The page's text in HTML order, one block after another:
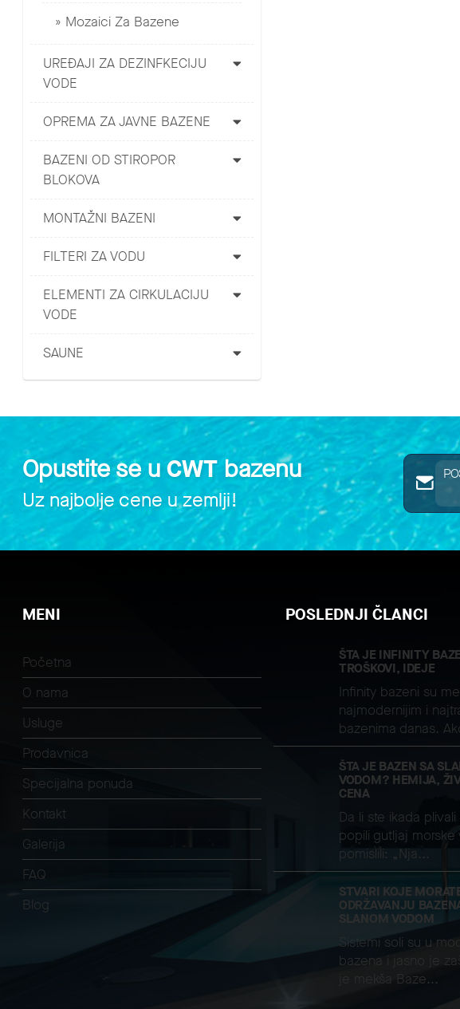
Mozaici Za Bazene
UREĐAJI ZA DEZINFKECIJU
VODE
OPREMA ZA JAVNE BAZENE
BAZENI OD STIROPOR
BLOKOVA
MONTAŽNI BAZENI
FILTERI ZA VODU
ELEMENTI ZA CIRKULACIJU
VODE
SAUNE
Opustite se uCWTbazenu
Uz najbolje cene u zemlji!
MENI
Početna
O nama
Usluge
Prodavnica
Specijalna ponuda
Kontakt
Galerija
FAQ
Blog
POSLEDNJI ČLANCI
ŠTA JE INFINITY
TROŠKOVI, IDEJE
Infinity bazeni su
najmodernijim i
bazenima danas.
ŠTA JE BAZEN SA
VODOM? HEMIJA,
CENA
Da li ste ikada
popili gutljaj morske
pomislili: „Nja...
STVARI KOJE
ODRŽAVANJU
SLANOM VODOM
Sistemi soli su u
bazena i jasno je
je mekša Baze...